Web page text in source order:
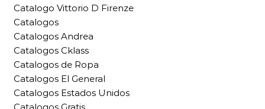
Catalogo Vittorio D Firenze
Catalogos
Catalogos Andrea
Catalogos Cklass
Catalogos de Ropa
Catalogos El General
Catalogos Estados Unidos
Catalogos Gratis